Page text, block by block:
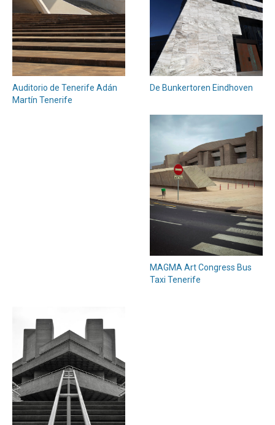
Auditorio de Tenerife Adán
Martín Tenerife
De Bunkertoren Eindhoven
MAGMA Art Congress Bus
Taxi Tenerife